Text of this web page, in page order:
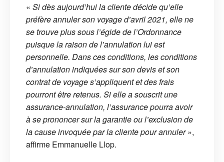
« Si dès aujourd’hui la cliente décide qu’elle
préfère annuler son voyage d’avril 2021, elle ne
se trouve plus sous l’égide de l’Ordonnance
puisque la raison de l’annulation lui est
personnelle. Dans ces conditions, les conditions
d’annulation indiquées sur son devis et son
contrat de voyage s’appliquent et des frais
pourront être retenus. Si elle a souscrit une
assurance-annulation, l’assurance pourra avoir
à se prononcer sur la garantie ou l’exclusion de
la cause invoquée par la cliente pour annuler»,
affirme Emmanuelle Llop.